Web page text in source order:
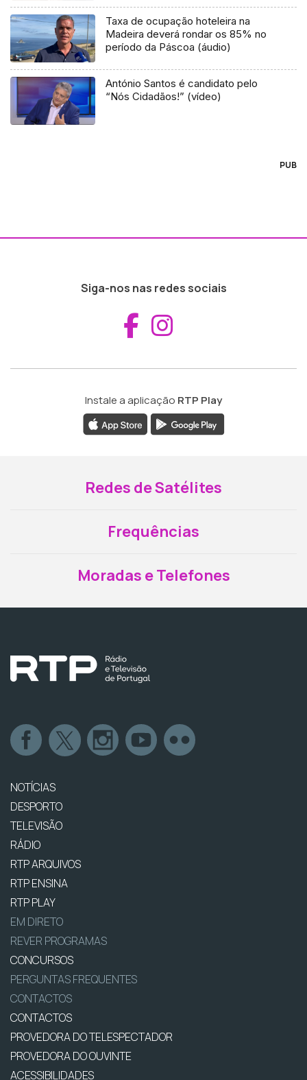
Taxa de ocupação hoteleira na
Madeira deverá rondar os 85% no
período da Páscoa (áudio)
António Santos é candidato pelo
“Nós Cidadãos!” (vídeo)
PUB
Siga-nos nas redes sociais
Aceder ao
Instale a aplicação RTP Play
Redes de Satélites
Frequências
Moradas e Telefones
NOTÍCIAS
DESPORTO
TELEVISÃO
RÁDIO
RTP ARQUIVOS
RTP ENSINA
RTP PLAY
EM DIRETO
REVER PROGRAMAS
CONCURSOS
PERGUNTAS FREQUENTES
CONTACTOS
CONTACTOS
PROVEDORA DO TELESPECTADOR
PROVEDORA DO OUVINTE
ACESSIBILIDADES